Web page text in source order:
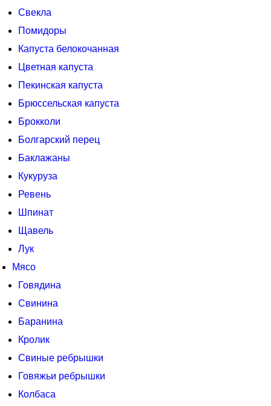
Свекла
Помидоры
Капуста белокочанная
Цветная капуста
Пекинская капуста
Брюссельская капуста
Брокколи
Болгарский перец
Баклажаны
Кукуруза
Ревень
Шпинат
Щавель
Лук
Мясо
Говядина
Свинина
Баранина
Кролик
Свиные ребрышки
Говяжьи ребрышки
Колбаса